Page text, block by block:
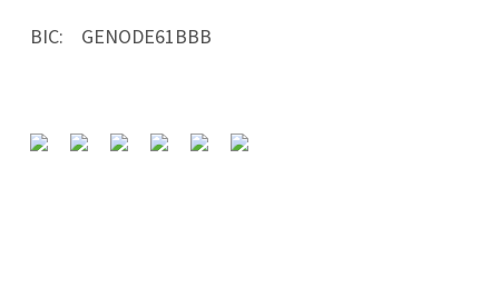
BIC: GENODE61BBB